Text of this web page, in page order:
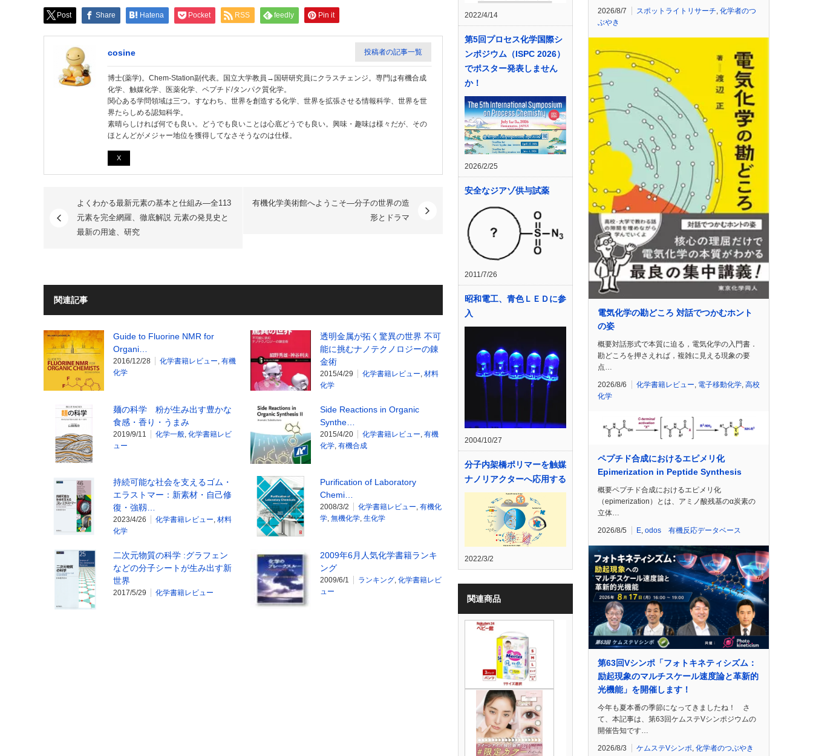
Post Share Hatena Pocket RSS feedly Pin it
cosine 投稿者の記事一覧
博士(薬学)。Chem-Station副代表。国立大学教員→国研研究員にクラスチェンジ。専門は有機合成
化学、触媒化学、医薬化学、ペプチド/タンパク質化学。
関心ある学問領域は三つ。すなわち、世界を創造する化学、世界を拡張させる情報科学、世界を世
界たらしめる認知科学。
素晴らしければ何でも良い。どうでも良いことは心底どうでも良い。興味・趣味は様々だが、その
ほとんどがメジャー地位を獲得してなさそうなのは仕様。
X
よくわかる最新元素の基本と仕組み―全113
元素を完全網羅、徹底解説 元素の発見史と
最新の用途、研究
有機化学美術館へようこそ―分子の世界の造
形とドラマ
関連記事
Guide to Fluorine NMR for
Organi…
2016/12/28 化学書籍レビュー, 有機
化学
透明金属が拓く驚異の世界 不可
能に挑むナノテクノロジーの錬
金術
2015/4/29 化学書籍レビュー, 材料
化学
麺の科学 粉が生み出す豊かな
食感・香り・うまみ
2019/9/11 化学一般, 化学書籍レビ
ュー
Side Reactions in Organic
Synthe…
2015/4/20 化学書籍レビュー, 有機
化学, 有機合成
持続可能な社会を支えるゴム・
エラストマー：新素材・自己修
復・強靱…
2023/4/26 化学書籍レビュー, 材料
化学
Purification of Laboratory
Chemi…
2008/3/2 化学書籍レビュー, 有機化
学, 無機化学, 生化学
二次元物質の科学 :グラフェン
などの分子シートが生み出す新
世界
2017/5/29 化学書籍レビュー
2009年6月人気化学書籍ランキ
ング
2009/6/1 ランキング, 化学書籍レビ
ュー
2022/4/14
第5回プロセス化学国際シ
ンポジウム（ISPC 2026）
でポスター発表しません
か！
2026/2/25
安全なジアゾ供与試薬
2011/7/26
昭和電工、青色ＬＥＤに参
入
2004/10/27
分子内架橋ポリマーを触媒
ナノリアクターへ応用する
2022/3/2
関連商品
2026/8/7 スポットライトリサーチ 化学者のつ
ぶやき
電気化学の勘どころ 対話でつかむホント
の姿
概要対話形式で本質に迫る，電気化学の入門書．
勘どころを押さえれば，複雑に見える現象の要
点…
2026/8/6 化学書籍レビュー 電子移動化学 高校
化学
ペプチド合成におけるエピメリ化
Epimerization in Peptide Synthesis
概要ペプチド合成におけるエピメリ化
（epimerization）とは、アミノ酸残基のα炭素の
立体…
2026/8/5 E odos 有機反応データベース
第63回Vシンポ「フォトキネティシズム：
励起現象のマルチスケール速度論と革新的
光機能」を開催します！
今年も夏本番の季節になってきましたね！ さ
て、本記事は、第63回ケムステVシンポジウムの
開催告知です…
2026/8/3 ケムステVシンポ, 化学者のつぶやき